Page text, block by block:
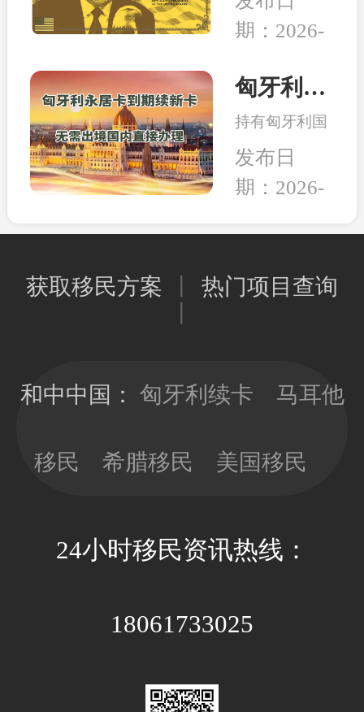
的养老，还是
出行的自由，
和未来多一层
保障，移民身
是一种工具，
能为我所用，
工具。
组织和团体正
式将一纸诉状
联邦法院，起
强推的“金
卡”计划。当
前建议先行观
望，等待政策
观点是，在移
看，以免因政
本和时间成
期：2026-
匈牙利永居卡到期续签服务：全程国内办理，直接换发10年新卡
持有匈牙利国
债永居卡的家
人们有福啦！
永居卡到期换
续，可以继续
理，不用登陆
发10年有效
期；目前换新
民监的要求，
可以放心更新
约3-4个月，全
发布日
期：2026-
获取移民方案
热门项目查询
和中中国： 匈牙利续卡 马耳他
移民 希腊移民 美国移民
24小时移民资讯热线：
18061733025